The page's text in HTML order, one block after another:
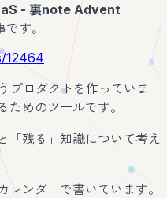
- 裏note Advent
す。
12464
プロダクトを作っていま
めのツールです。
「残る」知識について考え
ンダーで書いています。